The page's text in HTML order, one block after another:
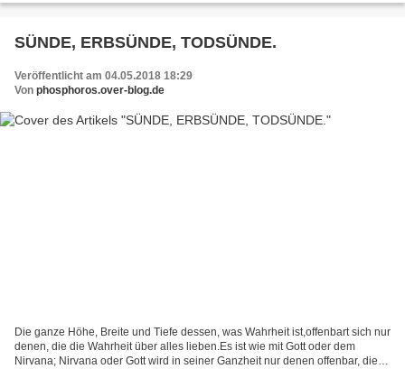
SÜNDE, ERBSÜNDE, TODSÜNDE.
Veröffentlicht am 04.05.2018 18:29
Von phosphoros.over-blog.de
Die ganze Höhe, Breite und Tiefe dessen, was Wahrheit ist,offenbart sich nur
denen, die die Wahrheit über alles lieben.Es ist wie mit Gott oder dem
Nirvana; Nirvana oder Gott wird in seiner Ganzheit nur denen offenbar, die